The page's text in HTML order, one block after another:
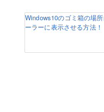
Windows10のゴミ箱の場
ーラーに表示させる方法！